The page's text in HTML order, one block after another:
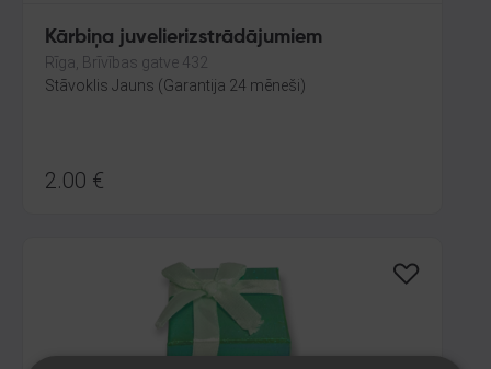
Kārbiņa juvelierizstrādājumiem
Rīga, Brīvības gatve 432
Stāvoklis Jauns (Garantija 24 mēneši)
2.00 €